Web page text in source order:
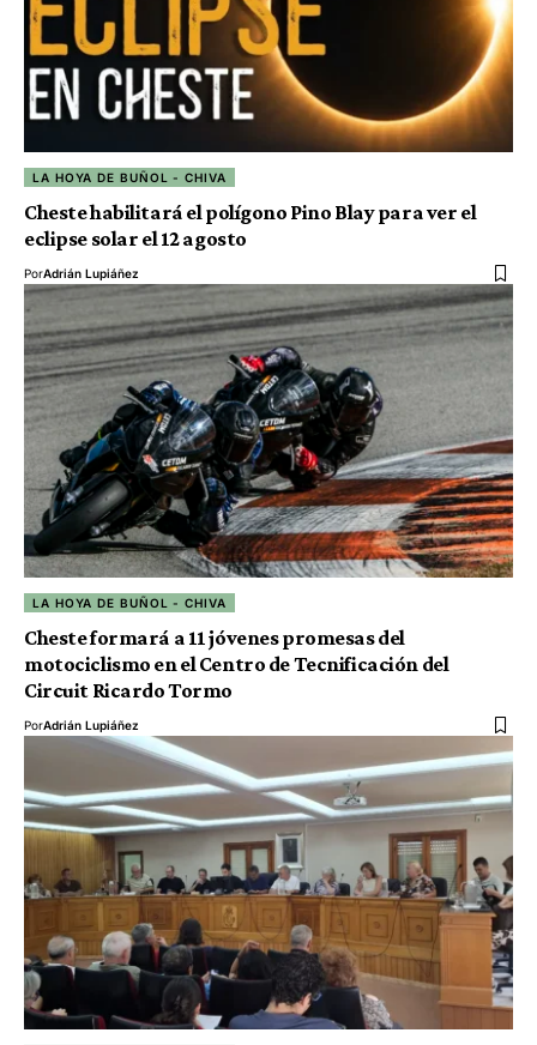
LA HOYA DE BUÑOL - CHIVA
Cheste habilitará el polígono Pino Blay para ver el
eclipse solar el 12 agosto
PorAdrián Lupiáñez
LA HOYA DE BUÑOL - CHIVA
Cheste formará a 11 jóvenes promesas del
motociclismo en el Centro de Tecnificación del
Circuit Ricardo Tormo
PorAdrián Lupiáñez